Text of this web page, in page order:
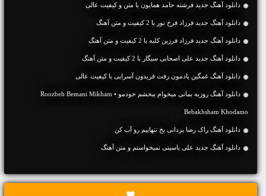
دانلود آهنگ جديد فرشته حامد همایون با متن و کیفیت عالی
دانلود آهنگ جديد فرزاد فرخ نور با 2 کیفیت و متن آهنگ
دانلود آهنگ جديد فرزاد فرزین کلبه با 2 کیفیت و متن آهنگ
دانلود آهنگ جديد علی اصحابی سیگار با 2 کیفیت و متن آهنگ
دانلود آهنگ غمگین یادمون رفت فریدون آسرایی با کیفیت عالی
دانلود آهنگ روزبه بمانی میخوام ببخشم خودمو • Roozbeh Bemani Mikham
Bebakhsham Khodamo
دانلود آهنگ راک رضا یزدانی یخ تنهاییم رو آب کن
دانلود آهنگ جديد علی یاسینی نمیخواستم و متن آهنگ